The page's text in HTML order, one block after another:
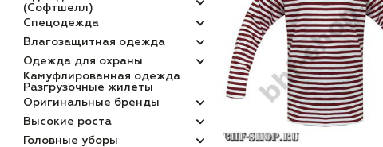
(Софтшелл)
Спецодежда
Влагозащитная одежда
Одежда для охраны
Камуфлированная одежда
Разгрузочные жилеты
Оригинальные бренды
Высокие роста
Головные уборы